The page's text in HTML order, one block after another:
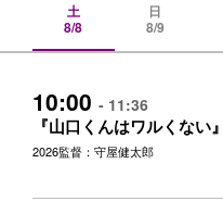
土
8/8
日
8/9
10:00 - 11:36
『山口くんはワルくない』
2026監督：守屋健太郎